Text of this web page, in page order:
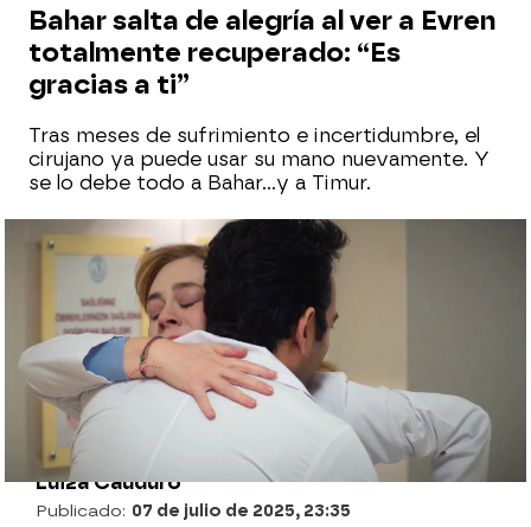
Bahar salta de alegría al ver a Evren
totalmente recuperado: “Es
gracias a ti”
Tras meses de sufrimiento e incertidumbre, el
cirujano ya puede usar su mano nuevamente. Y
se lo debe todo a Bahar...y a Timur.
Bahar, en peligro de muerte tras
contagiarse de un peligroso virus...
¿sobrevivirá?
Luiza Cauduro
Publicado: 07 de julio de 2025, 23:35